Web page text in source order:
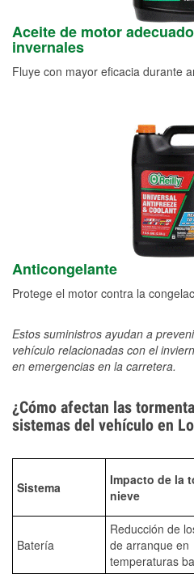
Aceite de motor
invernales
Fluye con mayor eficacia durante
Anticongelante
Protege el motor contra la
Estos suministros ayudan a
vehículo relacionadas con el
en emergencias en la carretera.
¿Cómo afectan las
sistemas del vehículo en
Sistema
Impacto de la
nieve
Batería
Reducción de
de arranque en
temperaturas